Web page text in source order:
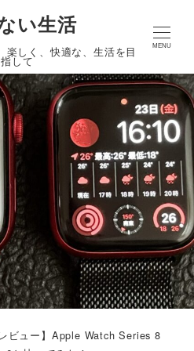
い生活
楽しく、快適な、生活を目
指して
MENU
レビュー】Apple Watch Series 8